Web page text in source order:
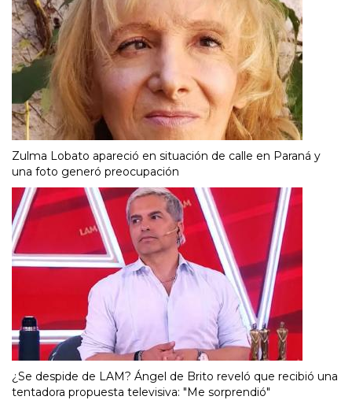
Zulma Lobato apareció en situación de calle en Paraná y
una foto generó preocupación
¿Se despide de LAM? Ángel de Brito reveló que recibió una
tentadora propuesta televisiva: "Me sorprendió"